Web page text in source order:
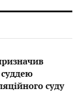
суду